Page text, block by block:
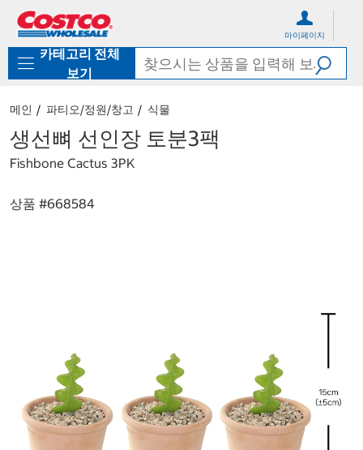
로
기
가
마이페이지
카테고리 전체
보기
메인 파티오/정원/창고 식물
생선뼈 선인장 토분3팩
Fishbone Cactus 3PK
상품 #668584